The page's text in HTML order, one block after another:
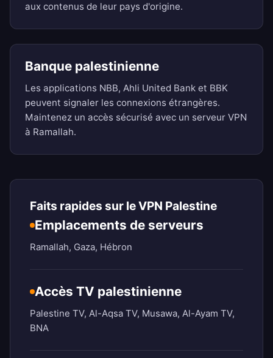
aux contenus de leur pays d'origine.
Banque palestinienne
Les applications NBB, Ahli United Bank et BBK
peuvent signaler les connexions étrangères.
Maintenez un accès sécurisé avec un serveur VPN
à Ramallah.
Faits rapides sur le VPN Palestine
Emplacements de serveurs
Ramallah, Gaza, Hébron
Accès TV palestinienne
Palestine TV, Al-Aqsa TV, Musawa, Al-Ayam TV,
BNA